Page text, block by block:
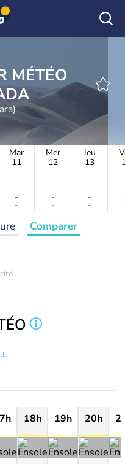
MÉTÉO
Mar
11
-
-
Mer
12
-
-
Jeu
13
-
-
Comparer
18h 19h 20h